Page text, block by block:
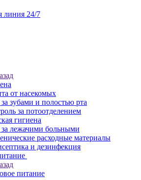
линия 24/7
от насекомых
зубами и полостью рта
за потоотделением
гигиена
за лежачими больными
расходные материалы
и дезинфекция
питание